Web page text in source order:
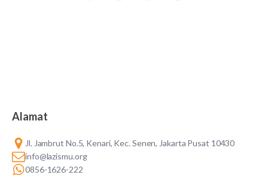
Alamat
Jl. Jambrut No.5, Kenari, Kec. Senen, Jakarta Pusat 10430
info@lazismu.org
0856-1626-222